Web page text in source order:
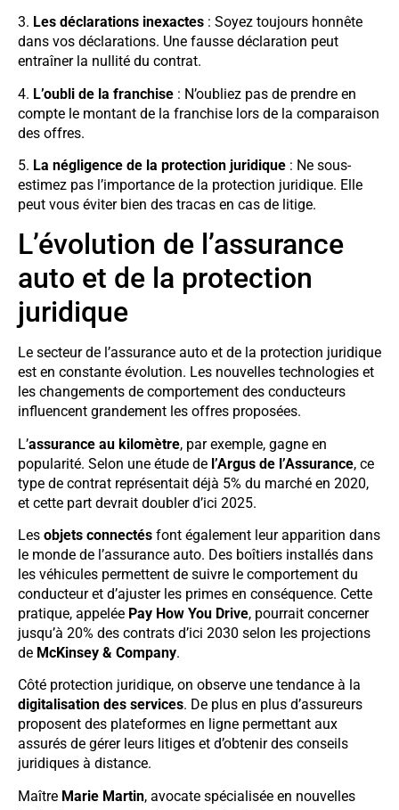
3. Les déclarations inexactes : Soyez toujours honnête
dans vos déclarations. Une fausse déclaration peut
entraîner la nullité du contrat.
4. L’oubli de la franchise : N’oubliez pas de prendre en
compte le montant de la franchise lors de la comparaison
des offres.
5. La négligence de la protection juridique : Ne sous-
estimez pas l’importance de la protection juridique. Elle
peut vous éviter bien des tracas en cas de litige.
L’évolution de l’assurance
auto et de la protection
juridique
Le secteur de l’assurance auto et de la protection juridique
est en constante évolution. Les nouvelles technologies et
les changements de comportement des conducteurs
influencent grandement les offres proposées.
L’assurance au kilomètre, par exemple, gagne en
popularité. Selon une étude de l’Argus de l’Assurance, ce
type de contrat représentait déjà 5% du marché en 2020,
et cette part devrait doubler d’ici 2025.
Les objets connectés font également leur apparition dans
le monde de l’assurance auto. Des boîtiers installés dans
les véhicules permettent de suivre le comportement du
conducteur et d’ajuster les primes en conséquence. Cette
pratique, appelée Pay How You Drive, pourrait concerner
jusqu’à 20% des contrats d’ici 2030 selon les projections
de McKinsey & Company.
Côté protection juridique, on observe une tendance à la
digitalisation des services. De plus en plus d’assureurs
proposent des plateformes en ligne permettant aux
assurés de gérer leurs litiges et d’obtenir des conseils
juridiques à distance.
Maître Marie Martin, avocate spécialisée en nouvelles